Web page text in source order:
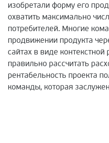
изобретали форму его
охватить максимально
потребителей. Многие
продвижении продукта
сайтах в виде
правильно рассчитать
рентабельность проекта
команды, которая